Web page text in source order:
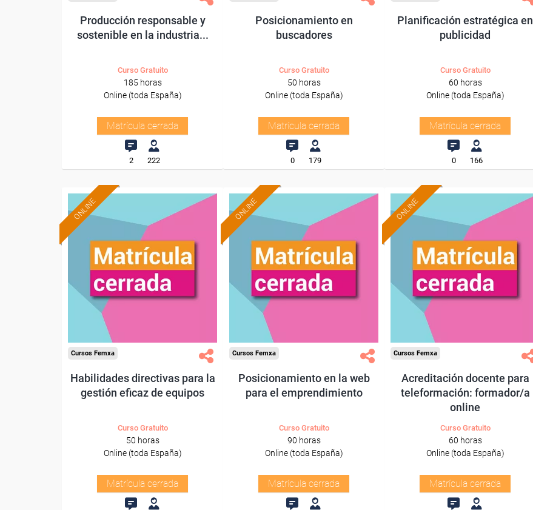
Producción responsable y
sostenible en la industria...
Curso Gratuito
185 horas
Online (toda España)
Matrícula cerrada
2 222
Posicionamiento en
buscadores
Curso Gratuito
50 horas
Online (toda España)
Matrícula cerrada
0 179
Planificación estratégica en
publicidad
Curso Gratuito
60 horas
Online (toda España)
Matrícula cerrada
0 166
ONLINE
Cursos Femxa
Habilidades directivas para la
gestión eficaz de equipos
Curso Gratuito
50 horas
Online (toda España)
Matrícula cerrada
ONLINE
Cursos Femxa
Posicionamiento en la web
para el emprendimiento
Curso Gratuito
90 horas
Online (toda España)
Matrícula cerrada
ONLINE
Cursos Femxa
Acreditación docente para
teleformación: formador/a
online
Curso Gratuito
60 horas
Online (toda España)
Matrícula cerrada